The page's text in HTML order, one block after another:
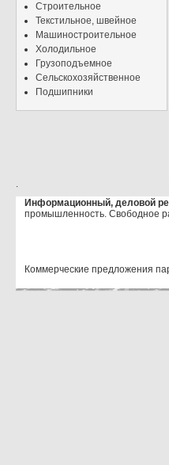
Строительное
Текстильное, швейное
Машиностроительное
Холодильное
Грузоподъемное
Сельскохозяйственное
Подшипники
.
Информационный, деловой
промышленность. Свободное
Коммерческие предложения